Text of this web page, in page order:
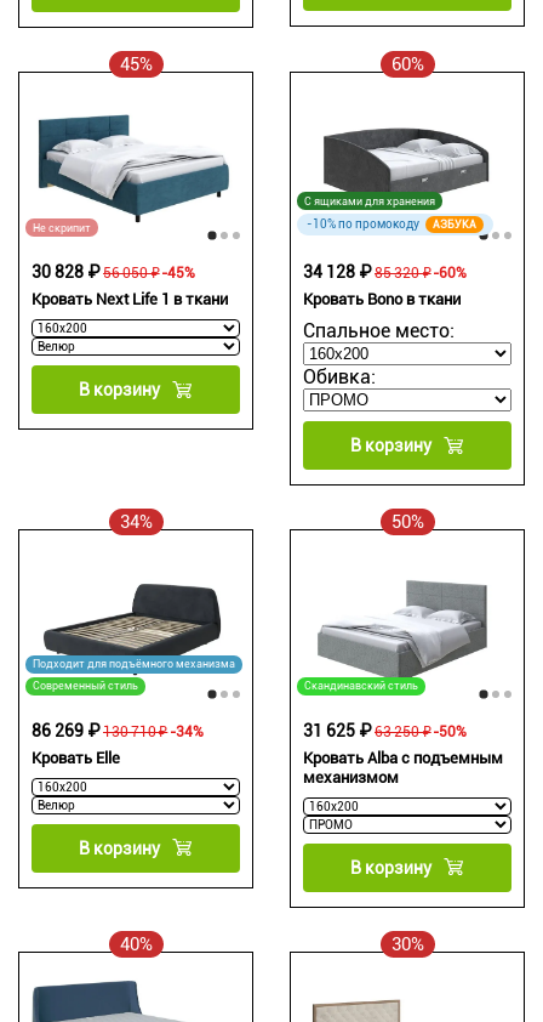
45%
Не скрипит
Кровать Next Life 1 в ткани
56 050 ₽
30 828 ₽ -45%
В корзину
60%
С ящиками для хранения
-10% по промокоду АЗБУКА
Кровать Bono в ткани
Спальное место:
Обивка:
85 320 ₽
34 128 ₽ -60%
В корзину
34%
Подходит для подъёмного механизма
Современный стиль
Кровать Elle
130 710 ₽
86 269 ₽ -34%
В корзину
50%
Скандинавский стиль
Кровать Alba с подъемным
механизмом
63 250 ₽
31 625 ₽ -50%
В корзину
40% 30%